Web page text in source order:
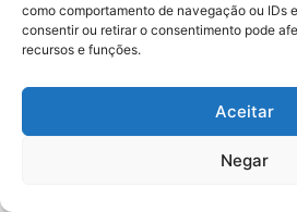
como comportamento de navegação ou IDs
consentir ou retirar o consentimento pode
recursos e funções.
Aceitar
Negar
Economia:
de final 7 recebem